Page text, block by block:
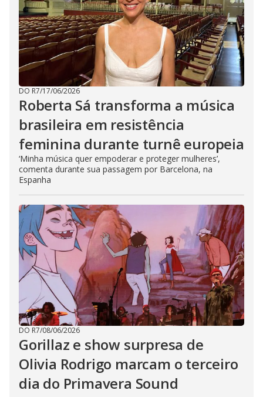
DO R7/17/06/2026
Roberta Sá transforma a música
brasileira em resistência
feminina durante turnê europeia
‘Minha música quer empoderar e proteger mulheres’,
comenta durante sua passagem por Barcelona, na
Espanha
DO R7/08/06/2026
Gorillaz e show surpresa de
Olivia Rodrigo marcam o terceiro
dia do Primavera Sound